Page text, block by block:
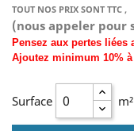
TOUT NOS PRIX SONT TTC ,
(nous appeler pour
Pensez aux pertes liées
Ajoutez minimum 10% à
Surface